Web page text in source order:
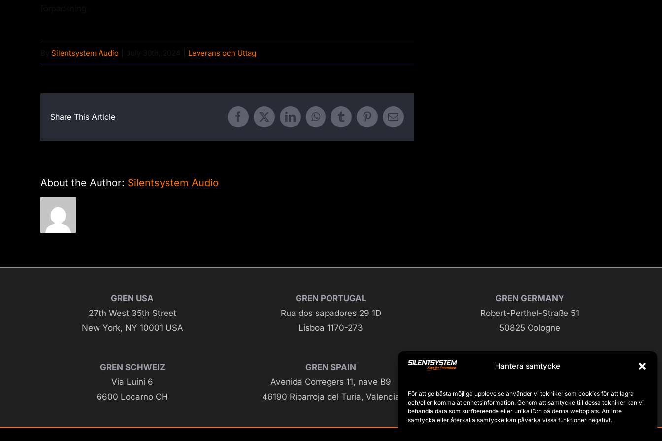
Hantera samtycke
För att ge bästa möjliga upplevelse använder vi tekniker som cookies för att lagra
och/eller komma åt enhetsinformation. Genom att samtycke till dessa tekniker kan vi
behandla data som surfbeteende eller unika ID:n på denna webbplats. Att inte
samtycka eller återkalla samtycke kan påverka vissa funktioner negativt.
Silentsystem Audio Leverans och Uttag
Share This Article Facebook
X LinkedInWhatsApp
TumblrPinterestEmail
About the Author: Silentsystem Audio
GREN USA
27th West 35th Street
New York, NY 10001 USA
GREN SCHWEIZ
Via Luini 6
6600 Locarno CH
GREN PORTUGAL
Rua dos sapadores 29 1D
Lisboa 1170-273
GREN SPAIN
Avenida Corregers 11, nave B9
46190 Ribarroja del Turia, Valencia
GREN GERMANY
Robert-Perthel-Straße 51
50825 Cologne
GREN ITALY
20008 Bareggio (MI)